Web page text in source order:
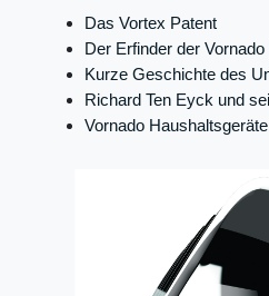
Das Vortex Patent
Der Erfinder der
Kurze Geschichte des
Richard Ten Eyck und
Vornado